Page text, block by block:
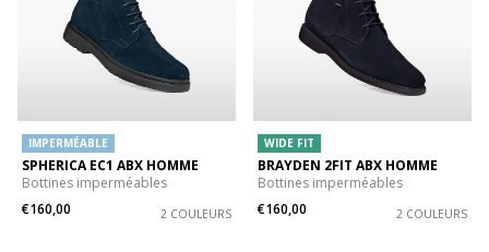
IMPERMÉABLE
SPHERICA EC1 ABX HOMME
Bottines imperméables
€160,00
2 COULEURS
WIDE FIT
BRAYDEN 2FIT ABX HOMME
Bottines imperméables
€160,00
2 COULEURS